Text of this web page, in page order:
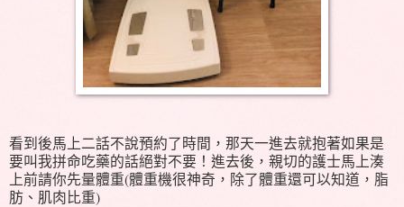
看到後馬上二話不說預約了時間，那天一進去就抱著如果是
要叫我拼命吃藥的話絕對不要！進去後，親切的護士馬上湊
上前請你先量體重(體重機很神奇，除了體重還可以知道，脂
肪、肌肉比重)